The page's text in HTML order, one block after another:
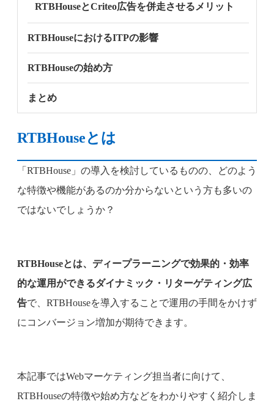
RTBHouseとCriteo広告を併走させるメリット
RTBHouseにおけるITPの影響
RTBHouseの始め方
まとめ
RTBHouseとは
「RTBHouse」の導入を検討しているものの、どのよう
な特徴や機能があるのか分からないという方も多いの
ではないでしょうか？
RTBHouseとは、ディープラーニングで効果的・効率
的な運用ができるダイナミック・リターゲティング広
告で、RTBHouseを導入することで運用の手間をかけず
にコンバージョン増加が期待できます。
本記事ではWebマーケティング担当者に向けて、
RTBHouseの特徴や始め方などをわかりやすく紹介しま